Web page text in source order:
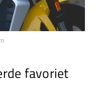
favoriet